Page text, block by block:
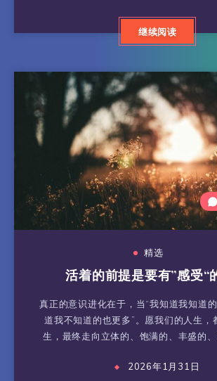
继续阅读
精选
活着的前提是要有”感受“
真正的意识进化在于，当“我知道我知道
道我不知道的也更多”。愿我们的人生，
生，最终走向立体的、饱满的、丰盛的
2026年1月31日